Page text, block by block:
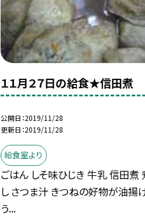
１１月２７日の給食★信田煮
公開日 2019/11/28
更新日 2019/11/28
給食室より
ごはん しそ味ひじき 牛乳 信田煮
し さつま汁 きつねの好物が油揚
う...